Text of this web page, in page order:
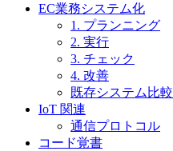
EC業務システム化
1. プランニング
2. 実行
3. チェック
4. 改善
既存システム比較
IoT 関連
通信プロトコル
コード覚書